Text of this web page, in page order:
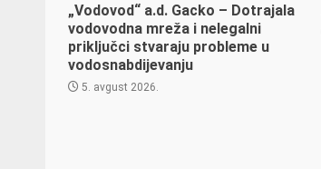
„Vodovod“ a.d. Gacko – Dotrajala
vodovodna mreža i nelegalni
priključci stvaraju probleme u
vodosnabdijevanju
5. avgust 2026.